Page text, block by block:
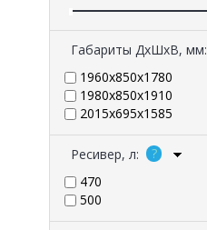
Габариты ДхШхВ, мм:
1960x850x1780
1980х850х1910
2015x695x1585
Ресивер, л:
470
500